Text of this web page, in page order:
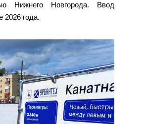
Нижнего Новгорода. Ввод
2026 года.